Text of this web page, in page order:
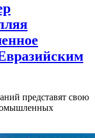
представят свою